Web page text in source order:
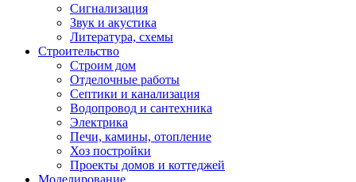
Сигнализация
Звук и акустика
Литература, схемы
Строительство
Строим дом
Отделочные работы
Септики и канализация
Водопровод и сантехника
Электрика
Печи, камины, отопление
Хоз постройки
Проекты домов и коттеджей
Моделирование